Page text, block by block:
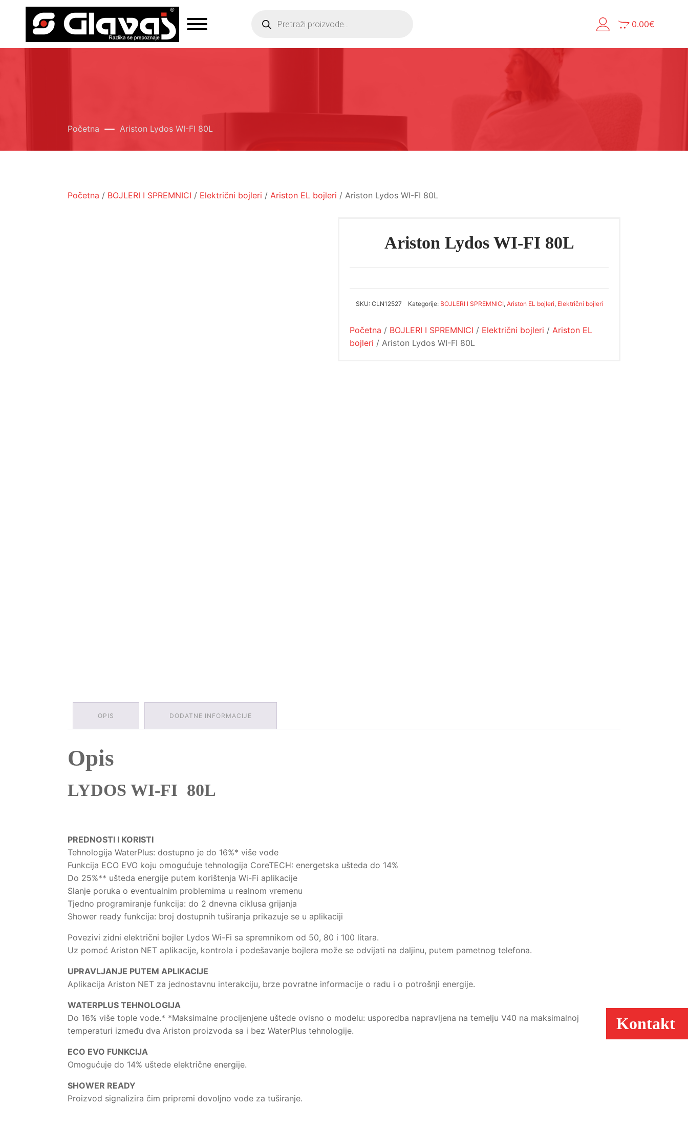
Products
search
0.00€
Početna Ariston Lydos WI-FI 80L
Početna / BOJLERI I SPREMNICI / Električni bojleri / Ariston EL bojleri / Ariston Lydos WI-FI 80L
Ariston Lydos WI-FI 80L
SKU: CLN12527 Kategorije: BOJLERI I SPREMNICI, Ariston EL bojleri, Električni bojleri
Početna / BOJLERI I SPREMNICI / Električni bojleri /Ariston EL
bojleri / Ariston Lydos WI-FI 80L
OPIS DODATNE INFORMACIJE
Opis
LYDOS WI-FI 80L
PREDNOSTI I KORISTI
Tehnologija WaterPlus: dostupno je do 16%* više vode
Funkcija ECO EVO koju omogućuje tehnologija CoreTECH: energetska ušteda do 14%
Do 25%** ušteda energije putem korištenja Wi-Fi aplikacije
Slanje poruka o eventualnim problemima u realnom vremenu
Tjedno programiranje funkcija: do 2 dnevna ciklusa grijanja
Shower ready funkcija: broj dostupnih tuširanja prikazuje se u aplikaciji
Povezivi zidni električni bojler Lydos Wi-Fi sa spremnikom od 50, 80 i 100 litara.
Uz pomoć Ariston NET aplikacije, kontrola i podešavanje bojlera može se odvijati na daljinu, putem pametnog telefona.
UPRAVLJANJE PUTEM APLIKACIJE
Aplikacija Ariston NET za jednostavnu interakciju, brze povratne informacije o radu i o potrošnji energije.
WATERPLUS TEHNOLOGIJA
Do 16% više tople vode.* *Maksimalne procijenjene uštede ovisno o modelu: usporedba napravljena na temelju V40 na maksimalnoj
temperaturi između dva Ariston proizvoda sa i bez WaterPlus tehnologije.
ECO EVO FUNKCIJA
Omogućuje do 14% uštede električne energije.
SHOWER READY
Proizvod signalizira čim pripremi dovoljno vode za tuširanje.
Kontakt